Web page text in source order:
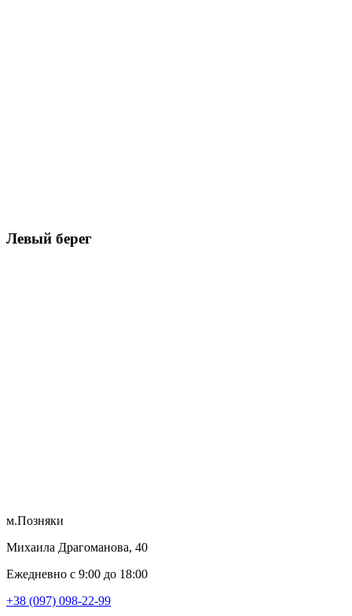
Левый берег
м.Позняки
Михаила Драгоманова, 40
Ежедневно с 9:00 до 18:00
+38 (097) 098-22-99